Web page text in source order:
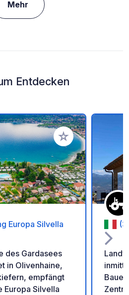
Mehr
Entdecken
Zu Ihren Favoriten
Europa Silvella
des Gardasees
in Olivenhaine,
empfängt
Europa Silvella